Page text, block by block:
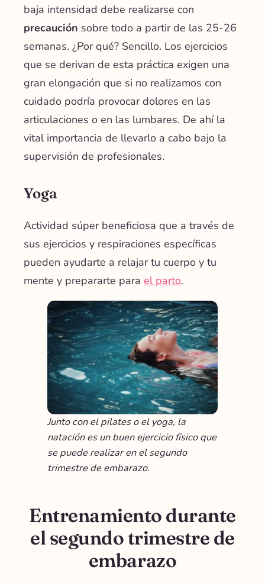
baja intensidad debe realizarse con
precaución sobre todo a partir de las 25-26
semanas. ¿Por qué? Sencillo. Los ejercicios
que se derivan de esta práctica exigen una
gran elongación que si no realizamos con
cuidado podría provocar dolores en las
articulaciones o en las lumbares. De ahí la
vital importancia de llevarlo a cabo bajo la
supervisión de profesionales.
Yoga
Actividad súper beneficiosa que a través de
sus ejercicios y respiraciones específicas
pueden ayudarte a relajar tu cuerpo y tu
mente y prepararte para el parto.
Junto con el pilates o el yoga, la
natación es un buen ejercicio físico que
se puede realizar en el segundo
trimestre de embarazo.
Entrenamiento durante
el segundo trimestre de
embarazo